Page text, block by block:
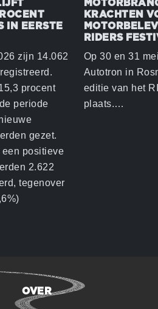
IN EERSTE
zijn 14.062
procent
periode
gezet.
positieve
2.622
tegenover
KRACHTEN
RIDERS
Op 30 en 31
Autotron in
editie van het
plaats.…
OVER